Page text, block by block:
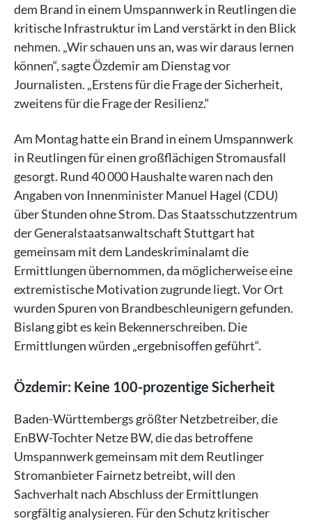
dem Brand in einem Umspannwerk in Reutlingen die
kritische Infrastruktur im Land verstärkt in den Blick
nehmen. „Wir schauen uns an, was wir daraus lernen
können“, sagte Özdemir am Dienstag vor
Journalisten. „Erstens für die Frage der Sicherheit,
zweitens für die Frage der Resilienz.“
Am Montag hatte ein Brand in einem Umspannwerk
in Reutlingen für einen großflächigen Stromausfall
gesorgt. Rund 40 000 Haushalte waren nach den
Angaben von Innenminister Manuel Hagel (CDU)
über Stunden ohne Strom. Das Staatsschutzzentrum
der Generalstaatsanwaltschaft Stuttgart hat
gemeinsam mit dem Landeskriminalamt die
Ermittlungen übernommen, da möglicherweise eine
extremistische Motivation zugrunde liegt. Vor Ort
wurden Spuren von Brandbeschleunigern gefunden.
Bislang gibt es kein Bekennerschreiben. Die
Ermittlungen würden „ergebnisoffen geführt“.
Özdemir: Keine 100-prozentige Sicherheit
Baden-Württembergs größter Netzbetreiber, die
EnBW-Tochter Netze BW, die das betroffene
Umspannwerk gemeinsam mit dem Reutlinger
Stromanbieter Fairnetz betreibt, will den
Sachverhalt nach Abschluss der Ermittlungen
sorgfältig analysieren. Für den Schutz kritischer